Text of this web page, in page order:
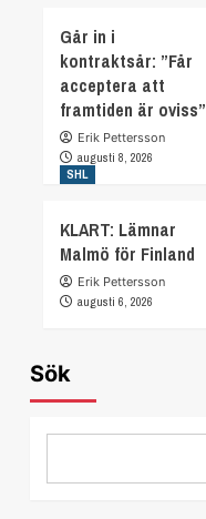
Går in i
kontraktsår: ”Får
acceptera att
framtiden är oviss”
Erik Pettersson
augusti 8, 2026
SHL
KLART: Lämnar
Malmö för Finland
Erik Pettersson
augusti 6, 2026
Sök